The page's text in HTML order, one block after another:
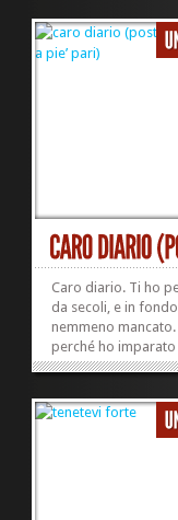
Caro diario. Ti ho
da secoli, e in
nemmeno mancato.
perché ho
presto quanto sai
copertina avevi le
principessine sotto
un lucchetto